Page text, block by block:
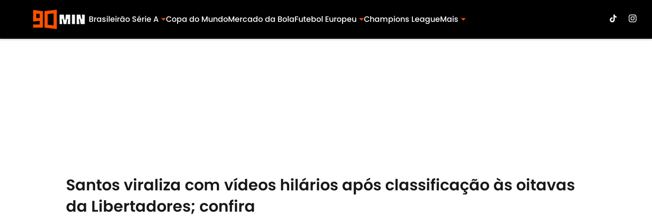
Brasileirão Série A Copa do MundoMercado da BolaFutebol Europeu Champions LeagueMais
Santos viraliza com vídeos hilários após classificação às oitavas
da Libertadores; confira